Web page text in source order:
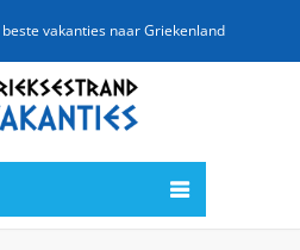
vakanties naar Griekenland